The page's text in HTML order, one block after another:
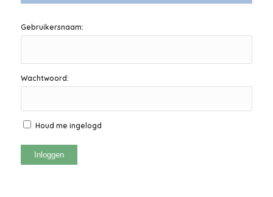
Gebruikersnaam:
Wachtwoord:
Houd me ingelogd
Inloggen